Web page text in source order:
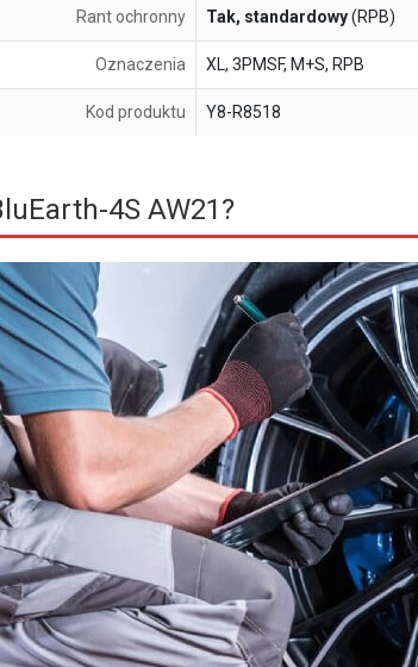
Rant ochronny Tak, standardowy(RPB)
Oznaczenia XL, 3PMSF, M+S, RPB
Kod produktu Y8-R8518
4S AW21?